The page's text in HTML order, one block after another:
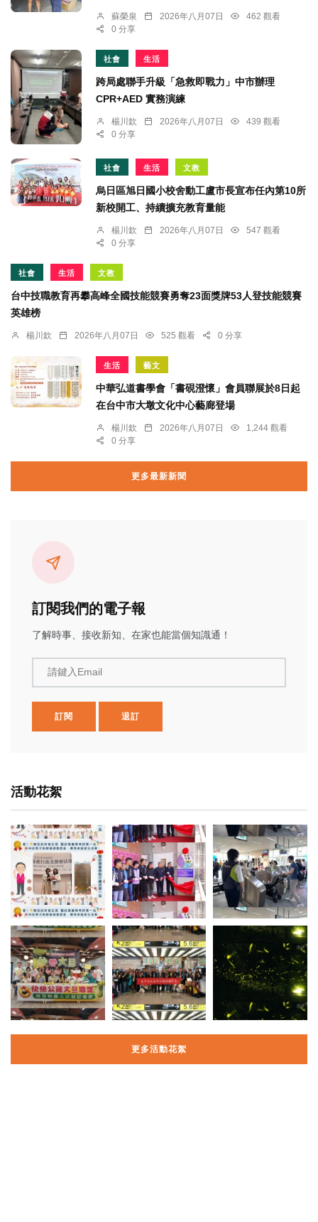
蘇榮泉 2026年八月07日
462 觀看
0 分享
社會 生活
跨局處聯手升級「急救即戰力」中市辦理
CPR+AED 實務演練
楊川欽 2026年八月07日
439 觀看
0 分享
社會 生活 文教
烏日區旭日國小校舍動工盧市長宣布任內第10所
新校開工、持續擴充教育量能
楊川欽 2026年八月07日
547 觀看
0 分享
社會 生活 文教
台中技職教育再攀高峰全國技能競賽勇奪23面獎牌53人登技能競賽
英雄榜
楊川欽 2026年八月07日 525 觀看 0 分享
生活 藝文
中華弘道書學會「書硯澄懷」會員聯展於8日起
在台中市大墩文化中心藝廊登場
楊川欽 2026年八月07日
1,244 觀看
0 分享
更多最新新聞
訂閱我們的電子報
了解時事、接收新知、在家也能當個知識通！
請鍵入Email
訂閱 退訂
活動花絮
更多活動花絮